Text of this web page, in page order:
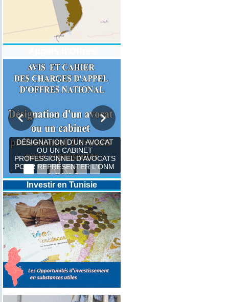
DÉSIGNATION D'UN AVOCAT
OU UN CABINET
PROFESSIONNEL D’AVOCATS
POUR REPRÉSENTER L'ONM
Investir en Tunisie